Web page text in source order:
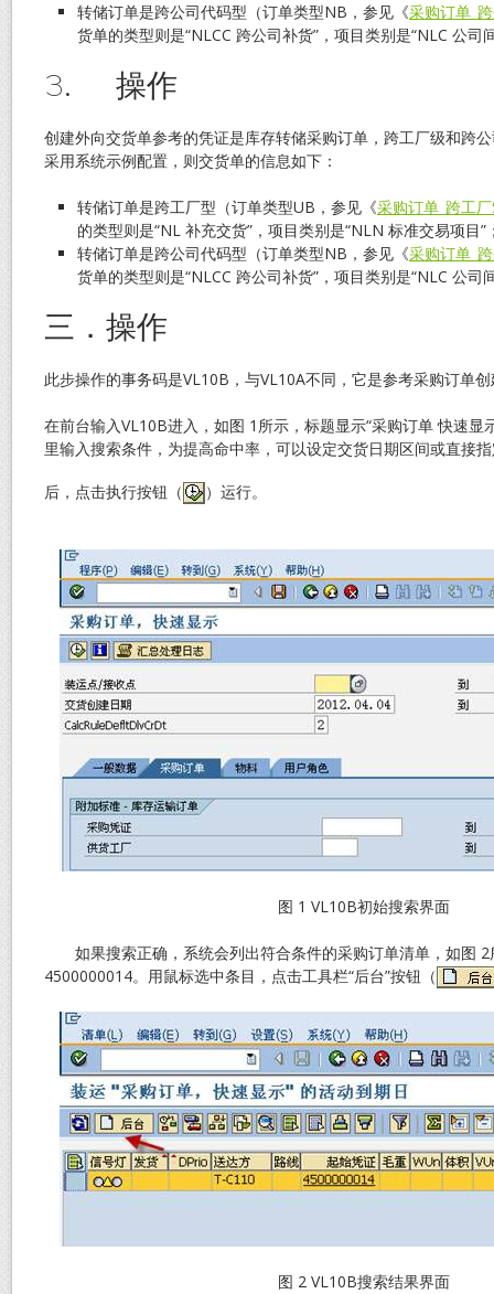
转储订单是跨公司代码型（订单类型NB，参见《采购订单_
货单的类型则是“NLCC 跨公司补货”，项目类别是“NLC 公司
3. 操作
创建外向交货单参考的凭证是库存转储采购订单，跨工厂级和跨
采用系统示例配置，则交货单的信息如下：
转储订单是跨工厂型（订单类型UB，参见《采购订单_跨工
的类型则是“NL 补充交货”，项目类别是“NLN 标准交易项目”
转储订单是跨公司代码型（订单类型NB，参见《采购订单_
货单的类型则是“NLCC 跨公司补货”，项目类别是“NLC 公司
三．操作
此步操作的事务码是VL10B，与VL10A不同，它是参考采购订单
在前台输入VL10B进入，如图 1所示，标题显示“采购订单 快速显
里输入搜索条件，为提高命中率，可以设定交货日期区间或直接
后，点击执行按钮（ ）运行。
图 1 VL10B初始搜索界面
如果搜索正确，系统会列出符合条件的采购订单清单，如图 2
4500000014。用鼠标选中条目，点击工具栏“后台”按钮（
图 2 VL10B搜索结果界面